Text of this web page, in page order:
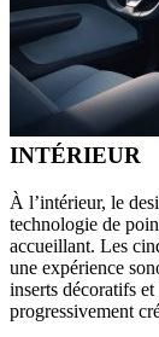
INTÉRIEUR
À l’intérieur, le
technologie de
accueillant. Les
une expérience
inserts décoratifs
progressivement